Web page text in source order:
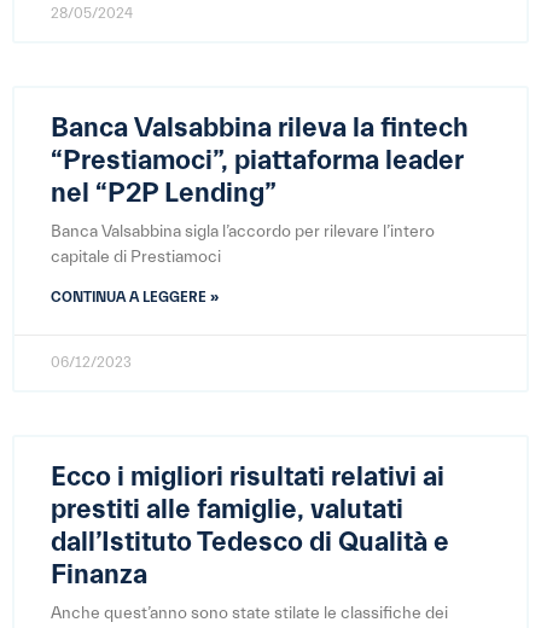
28/05/2024
Banca Valsabbina rileva la fintech
“Prestiamoci”, piattaforma leader
nel “P2P Lending”
Banca Valsabbina sigla l’accordo per rilevare l’intero
capitale di Prestiamoci
CONTINUA A LEGGERE »
06/12/2023
Ecco i migliori risultati relativi ai
prestiti alle famiglie, valutati
dall’Istituto Tedesco di Qualità e
Finanza
Anche quest’anno sono state stilate le classifiche dei